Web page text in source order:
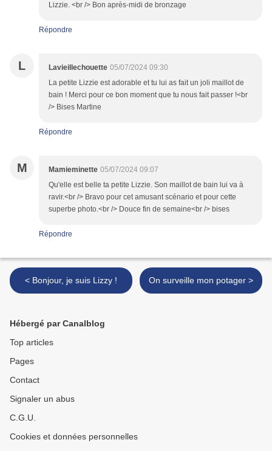
Lizzie. <br /> Bon après-midi de bronzage
Répondre
L Lavieillechouette 05/07/2024 09:30
La petite Lizzie est adorable et tu lui as fait un joli maillot de
bain ! Merci pour ce bon moment que tu nous fait passer !<br
/> Bises Martine
Répondre
M Mamieminette 05/07/2024 09:07
Qu'elle est belle ta petite Lizzie. Son maillot de bain lui va à
ravir.<br /> Bravo pour cet amusant scénario et pour cette
superbe photo.<br /> Douce fin de semaine<br /> bises
Répondre
< Bonjour, je suis Lizzy ! On surveille mon potager >
Hébergé par Canalblog
Top articles
Pages
Contact
Signaler un abus
C.G.U.
Cookies et données personnelles